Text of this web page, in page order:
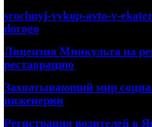
srochnyj-vykup-avto-v-
dorogo
Лицензия Минкульта на
реставрацию
Захватывающий мир
инженерии
Регистрация водителей в